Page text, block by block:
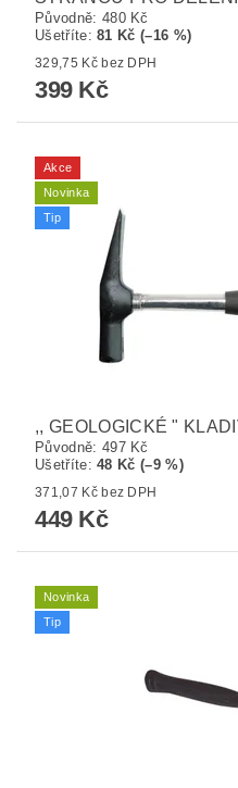
Původně: 480 Kč
Ušetříte:81 Kč (–16 %)
329,75 Kč bez DPH
399 Kč
Akce
Novinka
Tip
,, GEOLOGICKÉ "
Původně: 497 Kč
Ušetříte:48 Kč (–9 %)
371,07 Kč bez DPH
449 Kč
Novinka
Tip